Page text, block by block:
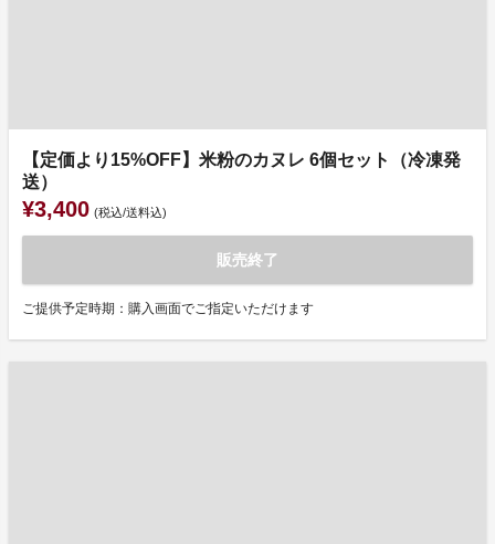
【定価より15%OFF】米粉のカヌレ 6個セット（冷凍発
送）
¥3,400 (税込/送料込)
販売終了
ご提供予定時期：購入画面でご指定いただけます